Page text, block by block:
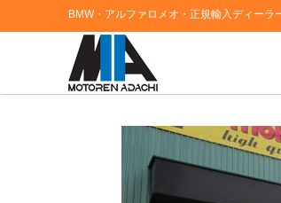
BMW・アルファロメオ・正規輸入ディー
HOME>ブログ一覧> 東京都江戸川区Ｇ様 ご契約誠